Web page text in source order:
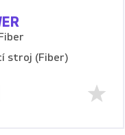
stroj (Fiber)